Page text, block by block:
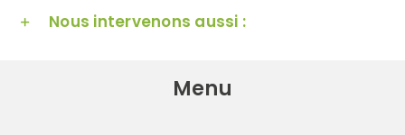
Nous intervenons aussi :
Menu